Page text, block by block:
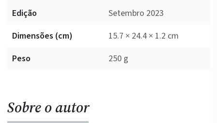
Edição
Setembro 2023
Dimensões (cm)
15.7 × 24.4 × 1.2 cm
Peso
250 g
Sobre o autor